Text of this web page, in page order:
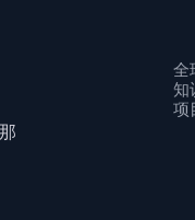
全
知
项